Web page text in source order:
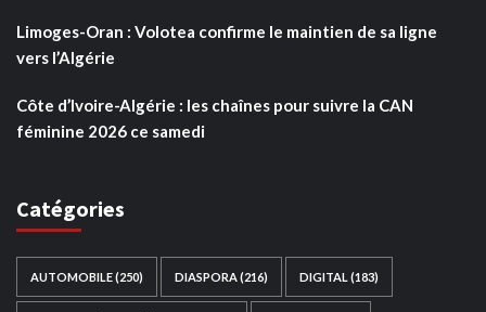
Limoges-Oran : Volotea confirme le maintien de sa ligne
vers l’Algérie
Côte d’Ivoire-Algérie : les chaînes pour suivre la CAN
féminine 2026 ce samedi
Catégories
AUTOMOBILE(250) DIASPORA (216) DIGITAL (183)